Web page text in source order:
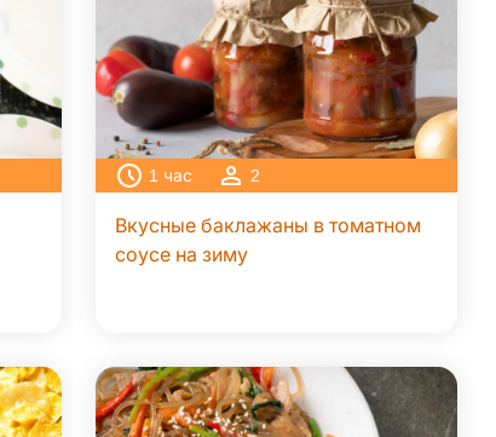
1 час 2
Вкусные баклажаны в томатном
соусе на зиму